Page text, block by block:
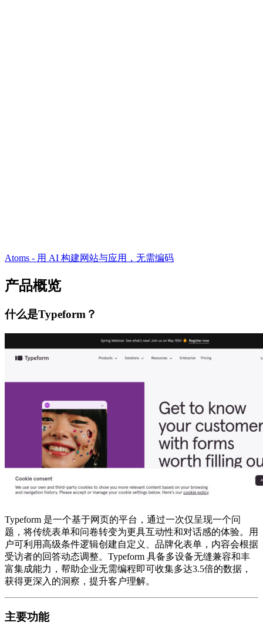
Atoms - 用 AI 构建网站与应用，无需编码
产品概览
什么是Typeform？
Typeform 是一个基于网页的平台，通过一次仅呈现一个问
题，将传统表单和问卷转变为更具互动性和对话感的体验。用
户可利用高级条件逻辑创建自定义、品牌化表单，内容会根据
受访者的回答动态调整。Typeform 具备多设备无缝兼容和丰
富集成能力，帮助企业无需编程即可收集多达3.5倍的数据，
获得更深入的洞察，提升客户理解。
主要功能